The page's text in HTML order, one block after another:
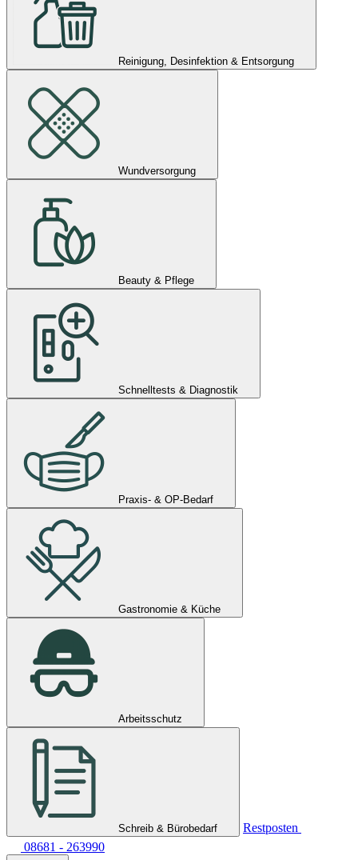
Reinigung, Desinfektion & Entsorgung
Wundversorgung
Beauty & Pflege
Schnelltests & Diagnostik
Praxis- & OP-Bedarf
Gastronomie & Küche
Arbeitsschutz
Schreib & Bürobedarf
Restposten
08681 - 263990